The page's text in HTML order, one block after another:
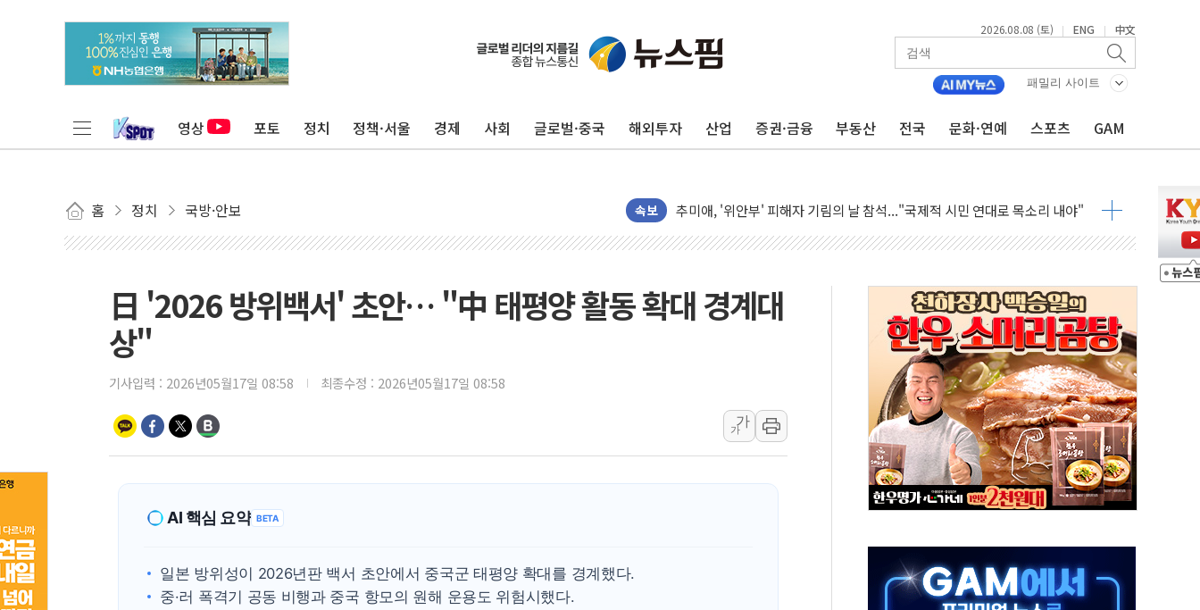
2026.08.08 (토) | ENG | 中文
패밀리 사이트
영상 포토 정치 정책·서울 경제 사회 글로벌·중국 해외투자 산업 증권·금융 부동산 전국 문화·연예 스포츠 GAM
홈 정치 국방·안보 속보
강릉·동해·삼척 시간당 최대 50㎜ 폭우…강원 동해안 강한 비 어어져
폐기물 수거하다 참변…60대 환경미화원 수거차에 치여 사망
李대통령 "결혼 때문에 손해 보는 일 없게"…'결혼 페널티' 22개 과제 손본다
여수 오동도 인근 해상서 모터보트 전복…1명 사망·1명 실종
인천 선재도 갯벌서 해루질 중 실종 60대 나흘만에 숨진 채 발견
인천서 말다툼 중 어머니 흉기 살해 10대 아들 체포
李대통령, ISA 개편 재검토 지시…與 "적극 환영"·野 "졸속 국정"
동해중부 전 해상 풍랑주의보…10일까지 최대 3.5m 높은 물결
연일 폭염에 온열질환 사망 23명…정부, 비상대응기구 가동
中 전방위 아파트 부양, 수도 베이징도 부동산 규제 철폐
인제 용대리 계곡서 수위 상승으로 피서객 7명 고립…전원 구조
동해시, 11~14일 '별똥별 멍' 운영…페르세우스 유성우 관측
강원 중·남부 동해안 시간당 50mm 이상 폭우…호우경보 발효
청양 밭에서 일하던 90대 숨져…온열질환 여부 조사
폭염에 車 운전면허 기능시험 오전 집중 편성…체감온도 38도 넘으면 중단
'호우 특보' 경북 울진 시간당 20~30mm 강한 비...가뭄 해소될 듯
日 '2026 방위백서' 초안… "中 태평양 활동 확대 경계대
상"
기사입력 : 2026년05월17일 08:58 최종수정 : 2026년05월17일 08:58
가
가
AI 핵심 요약 BETA
일본 방위성이 2026년판 백서 초안에서 중국군 태평양 확대를 경계했다.
중·러 폭격기 공동 비행과 중국 항모의 원해 운용도 위험시했다.